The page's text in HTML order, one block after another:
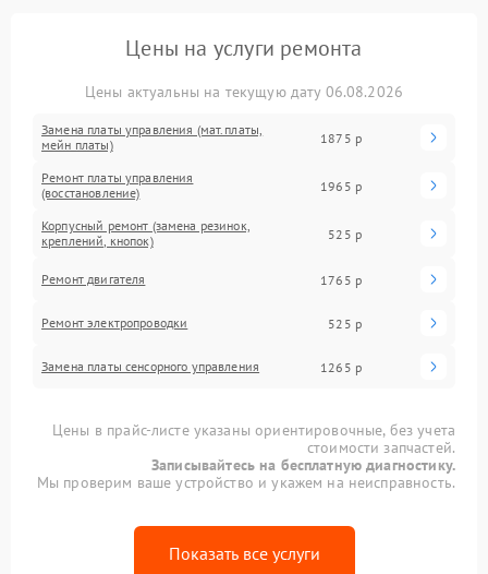
Цены на услуги ремонта
Цены актуальны на текущую дату 06.08.2026
Замена платы управления (мат.платы,
мейн платы)
1875 р
Ремонт платы управления
(восстановление)
1965 р
Корпусный ремонт (замена резинок,
креплений, кнопок)
525 р
Ремонт двигателя 1765 р
Ремонт электропроводки 525 р
Замена платы сенсорного управления 1265 р
Цены в прайс-листе указаны ориентировочные, без учета
стоимости запчастей.
Записывайтесь на бесплатную диагностику.
Мы проверим ваше устройство и укажем на неисправность.
Показать все услуги